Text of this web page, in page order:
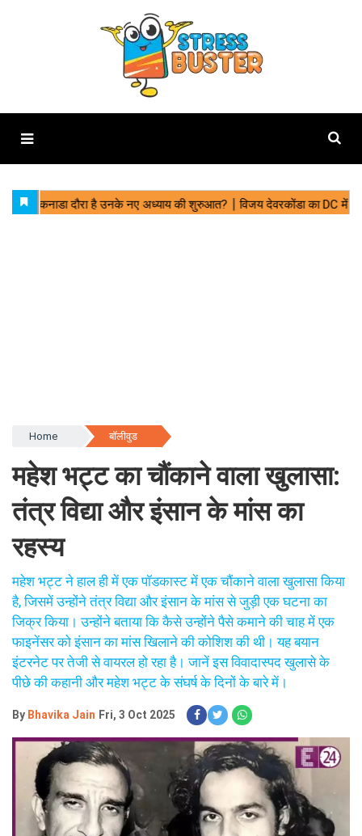
Home बॉलीवुड
महेश भट्ट का चौंकाने वाला खुलासा:
तंत्र विद्या और इंसान के मांस का
रहस्य
महेश भट्ट ने हाल ही में एक पॉडकास्ट में एक चौंकाने वाला खुलासा किया
है, जिसमें उन्होंने तंत्र विद्या और इंसान के मांस से जुड़ी एक घटना का
जिक्र किया। उन्होंने बताया कि कैसे उन्होंने पैसे कमाने की चाह में एक
फाइनेंसर को इंसान का मांस खिलाने की कोशिश की थी। यह बयान
इंटरनेट पर तेजी से वायरल हो रहा है। जानें इस विवादास्पद खुलासे के
पीछे की कहानी और महेश भट्ट के संघर्ष के दिनों के बारे में।
By Bhavika Jain Fri, 3 Oct 2025